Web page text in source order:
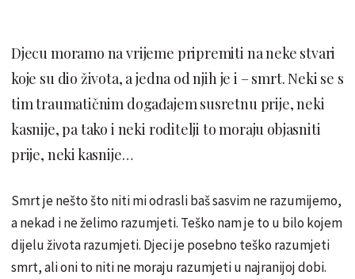
Djecu moramo na vrijeme pripremiti na neke stvari
koje su dio života, a jedna od njih je i – smrt. Neki se s
tim traumatičnim događajem susretnu prije, neki
kasnije, pa tako i neki roditelji to moraju objasniti
prije, neki kasnije…
Smrt je nešto što niti mi odrasli baš sasvim ne razumijemo,
a nekad i ne želimo razumjeti. Teško nam je to u bilo kojem
dijelu života razumjeti. Djeci je posebno teško razumjeti
smrt, ali oni to niti ne moraju razumjeti u najranijoj dobi.